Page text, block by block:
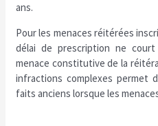
ans.
Pour les menaces réitérées
délai de prescription ne
menace constitutive de la
infractions complexes permet
faits anciens lorsque les